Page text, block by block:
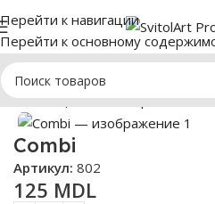
Перейти к навигации
Перейти к основному
Жидкие гели, Френч-базы
Нажмите, чтобы
Combi
Артикул: 802
125 MDL